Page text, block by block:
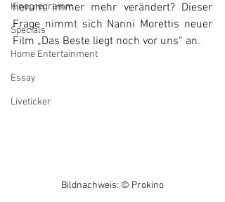
Kinoprogramm
Specials
Home Entertainment
Essay
Liveticker
herum immer mehr verändert? Dieser
Frage nimmt sich Nanni Morettis neuer
Film „Das Beste liegt noch vor uns“ an.
Bildnachweis: © Prokino